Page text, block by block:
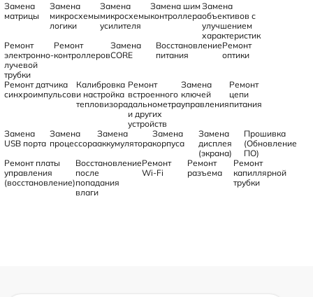
Замена
матрицы
Замена
микросхемы
логики
Замена
микросхемы
усилителя
Замена шим
контроллера
Замена
объективов с
улучшением
характеристик
Ремонт
электронно-
лучевой
трубки
Ремонт
контроллеров
Замена
CORE
Восстановление
питания
Ремонт
оптики
Ремонт датчика
синхроимпульсов
Калибровка
и настройка
тепловизора
Ремонт
встроенного
дальнометра
и других
устройств
Замена
ключей
управления
Ремонт
цепи
питания
Замена
USB порта
Замена
процессора
Замена
аккумулятора
Замена
корпуса
Замена
дисплея
(экрана)
Прошивка
(Обновление
ПО)
Ремонт платы
управления
(восстановление)
Восстановление
после
попадания
влаги
Ремонт
Wi-Fi
Ремонт
разъема
Ремонт
капиллярной
трубки